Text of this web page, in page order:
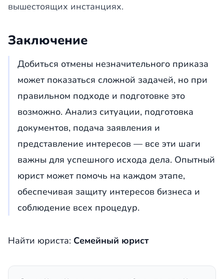
вышестоящих инстанциях.
Заключение
Добиться отмены незначительного приказа
может показаться сложной задачей, но при
правильном подходе и подготовке это
возможно. Анализ ситуации, подготовка
документов, подача заявления и
представление интересов — все эти шаги
важны для успешного исхода дела. Опытный
юрист может помочь на каждом этапе,
обеспечивая защиту интересов бизнеса и
соблюдение всех процедур.
Найти юриста: Семейный юрист